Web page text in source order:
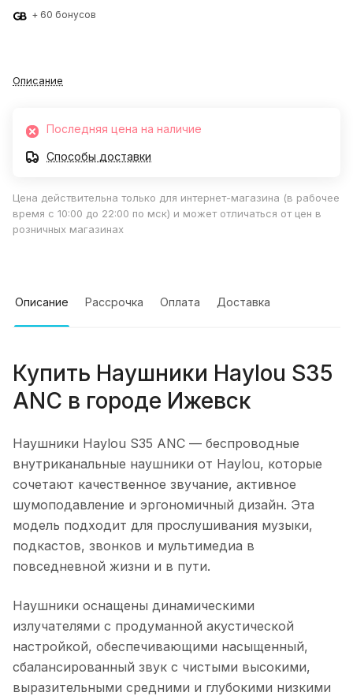
+ 60 бонусов
Описание
Последняя цена на наличие
Способы доставки
Цена действительна только для интернет-магазина (в рабочее
время с 10:00 до 22:00 по мск) и может отличаться от цен в
розничных магазинах
Описание Рассрочка Оплата Доставка
Купить Наушники Haylou S35
ANC в городе Ижевск
Наушники Haylou S35 ANC — беспроводные
внутриканальные наушники от Haylou, которые
сочетают качественное звучание, активное
шумоподавление и эргономичный дизайн. Эта
модель подходит для прослушивания музыки,
подкастов, звонков и мультимедиа в
повседневной жизни и в пути.
Наушники оснащены динамическими
излучателями с продуманной акустической
настройкой, обеспечивающими насыщенный,
сбалансированный звук с чистыми высокими,
выразительными средними и глубокими низкими